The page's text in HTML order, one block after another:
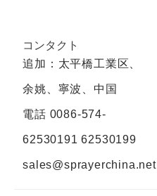
コンタクト
追加：太平橋工業区、
余姚、寧波、中国
電話 0086-574-
62530191 62530199
sales@sprayerchina.net